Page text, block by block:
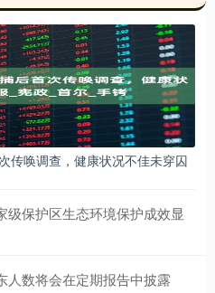
传唤调查，健康状况不佳未穿囚
级保护区生态环境保护成效显
人数将会在定期报告中披露